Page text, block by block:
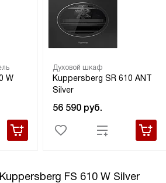
W
Духовой шкаф
Kuppersberg SR 610 ANT
Silver
56 590 руб.
Kuppersberg FS 610 W Silver